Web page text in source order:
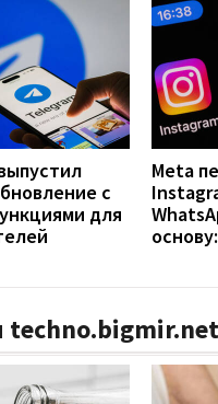
с
для
Meta
techno.bigmir.net